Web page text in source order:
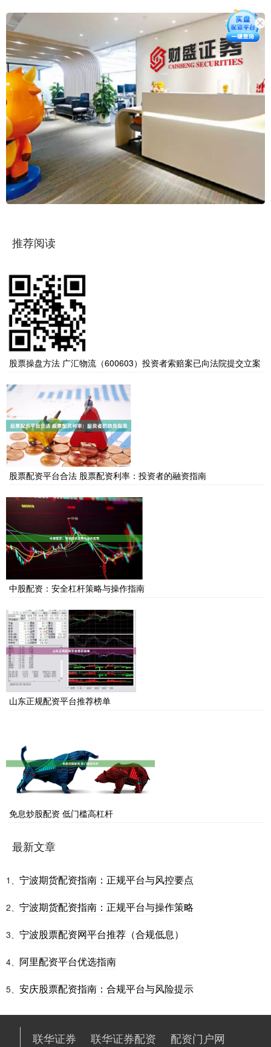
推荐阅读
股票操盘方法 广汇物流（600603）投资者索赔案已向法院提交立案
股票配资平台合法 股票配资利率：投资者的融资指南
中股配资：安全杠杆策略与操作指南
山东正规配资平台推荐榜单
免息炒股配资 低门槛高杠杆
最新文章
1、 宁波期货配资指南：正规平台与风控要点
2、 宁波期货配资指南：正规平台与操作策略
3、 宁波股票配资网平台推荐（合规低息）
4、 阿里配资平台优选指南
5、 安庆股票配资指南：合规平台与风险提示
联华证券 联华证券配资 配资门户网